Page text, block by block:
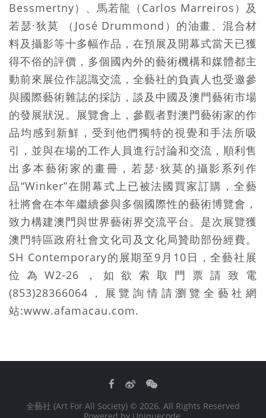
Bessmertny）、馬若龍（Carlos Marreiros）及
若瑟·狄莫 （José Drummond）的油畫、混合材
料及攝影等十多幅作品，在預展及開幕式當天已獲
得不俗的評價，多個國內外的藝術機構和媒體都主
動前來展位作認識交流，全藝社的負責人也受邀參
與國際藝術雜誌的採訪，談及中國及澳門藝術市場
的發展狀況。展覽會上，參觀者對澳門藝術家的作
品均感到新鮮，受到他們獨特的視覺和手法所吸
引，並與在場的工作人員進行討論和交流，順利售
出多本藝術家的畫冊，若瑟·狄莫的攝影系列作
品“Winker”在開幕式上已被法國買家訂購，全藝
社將會在本年繼續參與多個國際性的藝術博覽會，
致力構建澳門與世界藝術界交流平台。是次展覽獲
澳門特區政府社會文化司及文化局贊助部份經費。
SH Contemporary的展期至9月10日，全藝社展
位為W2-26，如欲索取門票請致電
(853)28366064，展覽詢情請瀏覽全藝社網
站:www.afamacau.com.
Facebook
WeiboWeChat
全藝社 (Art For All Society) © 2026. All Rights Reserved